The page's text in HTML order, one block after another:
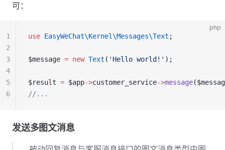
可：
php
use EasyWeChat\Kernel\Messages\Text ;
$message = new Text ( 'Hello world!' );
$result = $app->customer_service->message
//...
1
2
3
4
5
6
发送多图文消息